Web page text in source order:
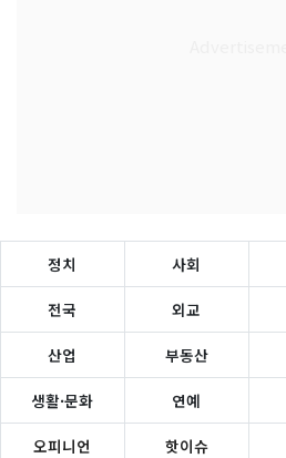
정치 사회
전국 외교
산업 부동산
생활·문화 연예
오피니언 핫이슈